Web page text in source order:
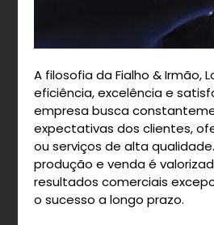
A filosofia da Fialho & Irmão,
eficiência, excelência e
empresa busca
expectativas dos clientes,
ou serviços de alta
produção e venda é
resultados comerciais
o sucesso a longo prazo.